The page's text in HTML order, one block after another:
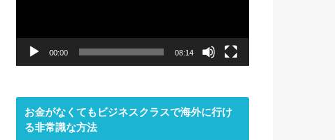
00:00 08:14
お金がなくてもビジネスクラスで海外に行け
る非常識な方法